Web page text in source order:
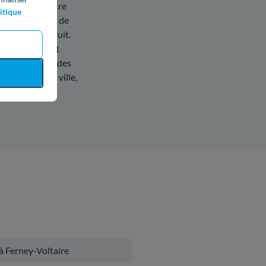
résilier votre
pour changer de
gratuit.
être en tant
du parc des
sur votre ville,
les
Ferney-Voltaire